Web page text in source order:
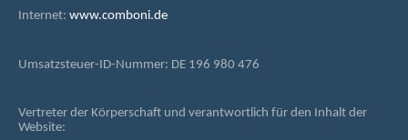
Internet: www.comboni.de
Umsatzsteuer-ID-Nummer: DE 196 980 476
Vertreter der Körperschaft und verantwortlich für den Inhalt der
Website: